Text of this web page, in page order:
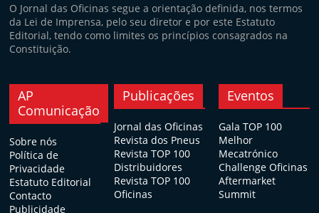
O Jornal das Oficinas segue a orientação definida, nos termos
da Lei de Imprensa, pelo seu diretor e por este Estatuto
Editorial, tendo como limites os princípios consagrados na
Constituição.
AP
Comunicação
Sobre nós
Política de
Privacidade
Estatuto Editorial
Contacto
Publicidade
Publicações
Jornal das Oficinas
Revista dos Pneus
Revista TOP 100
Distribuidores
Revista TOP 100
Oficinas
Eventos
Gala TOP 100
Melhor
Mecatrónico
Challenge Oficinas
Aftermarket
Summit